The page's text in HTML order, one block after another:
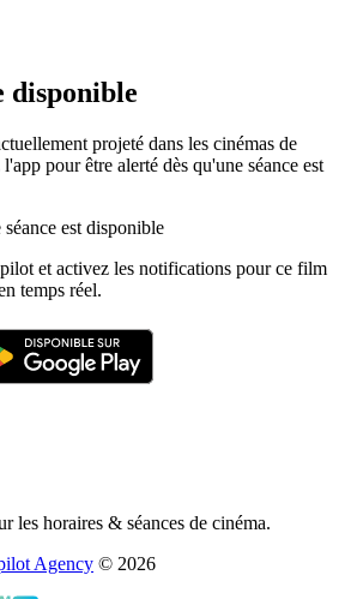
disponible
projeté dans les cinémas de
pour être alerté dès qu'une séance est
est disponible
et activez les notifications pour ce film
temps réel.
les horaires & séances de cinéma.
Agency © 2026